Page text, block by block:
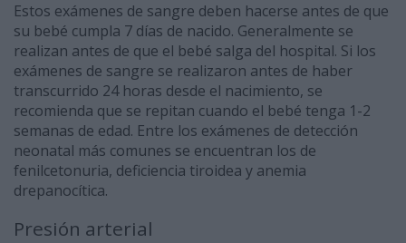
Estos exámenes de sangre deben hacerse antes de que
su bebé cumpla 7 días de nacido. Generalmente se
realizan antes de que el bebé salga del hospital. Si los
exámenes de sangre se realizaron antes de haber
transcurrido 24 horas desde el nacimiento, se
recomienda que se repitan cuando el bebé tenga 1-2
semanas de edad. Entre los exámenes de detección
neonatal más comunes se encuentran los de
fenilcetonuria, deficiencia tiroidea y anemia
drepanocítica.
Presión arterial